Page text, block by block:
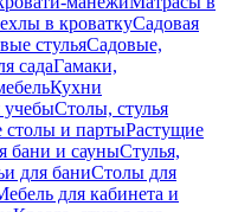
в кроваткуСадовая
стульяСадовые,
садаГамаки,
Кухни
учебыСтолы, стулья
столы и партыРастущие
бани и сауныСтулья,
для баниСтолы для
для кабинета и